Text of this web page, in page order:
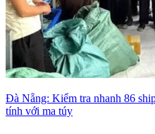
Đà Nẵng: Kiểm tra nhanh 86
tính với ma túy